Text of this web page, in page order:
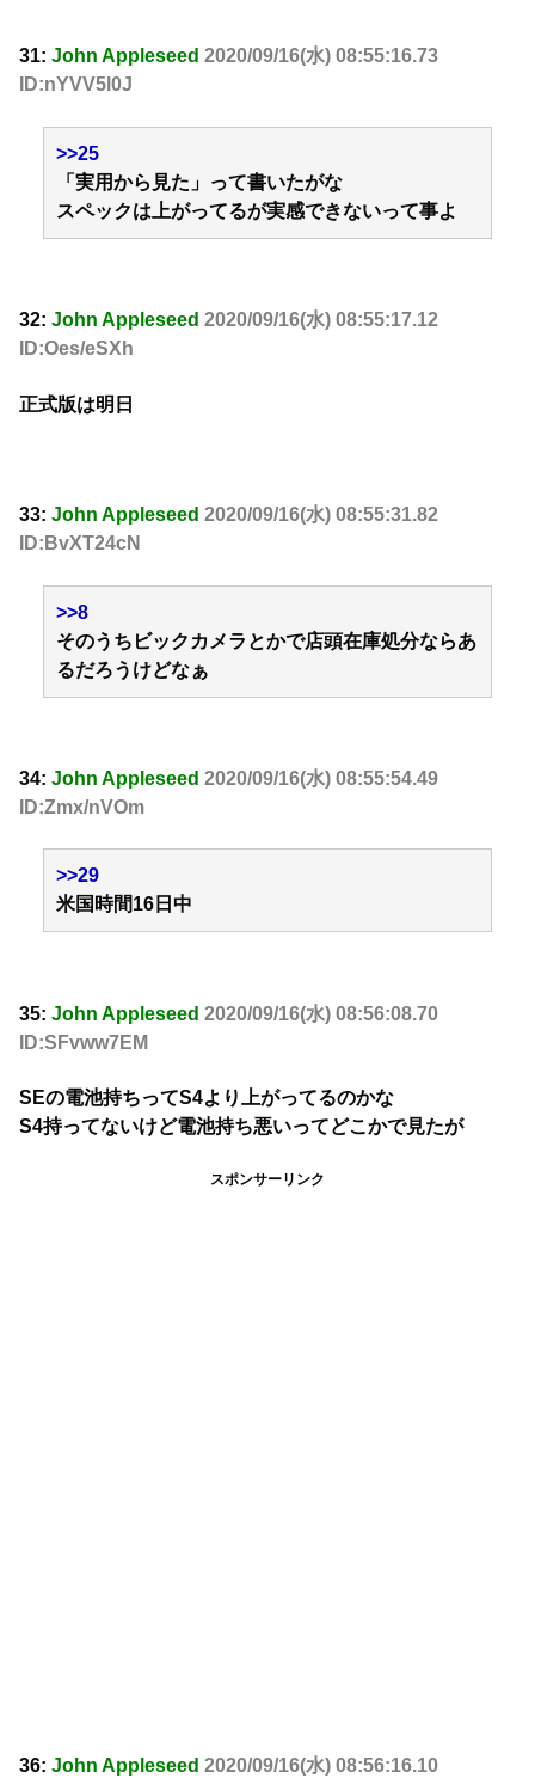
31: John Appleseed 2020/09/16(水) 08:55:16.73
ID:nYVV5l0J
>>25
「実用から見た」って書いたがな
スペックは上がってるが実感できないって事よ
32: John Appleseed 2020/09/16(水) 08:55:17.12
ID:Oes/eSXh
正式版は明日
33: John Appleseed 2020/09/16(水) 08:55:31.82
ID:BvXT24cN
>>8
そのうちビックカメラとかで店頭在庫処分ならあ
るだろうけどなぁ
34: John Appleseed 2020/09/16(水) 08:55:54.49
ID:Zmx/nVOm
>>29
米国時間16日中
35: John Appleseed 2020/09/16(水) 08:56:08.70
ID:SFvww7EM
SEの電池持ちってS4より上がってるのかな
S4持ってないけど電池持ち悪いってどこかで見たが
スポンサーリンク
36: John Appleseed 2020/09/16(水) 08:56:16.10